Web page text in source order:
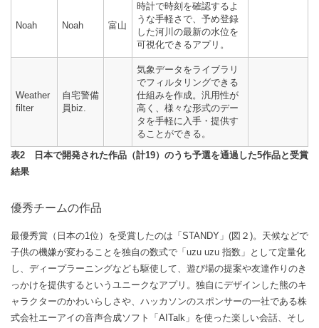
Noah Noah 富山
時計で時刻を確認するよ
うな手軽さで、予め登録
した河川の最新の水位を
可視化できるアプリ。
Weather
filter
自宅警備
員biz.
気象データをライブラリ
でフィルタリングできる
仕組みを作成。汎用性が
高く、様々な形式のデー
タを手軽に入手・提供す
ることができる。
表2 日本で開発された作品（計19）のうち予選を通過した5作品と受賞
結果
優秀チームの作品
最優秀賞（日本の1位）を受賞したのは「STANDY」(図２)。天候などで
子供の機嫌が変わることを独自の数式で「uzu uzu 指数」として定量化
し、ディープラーニングなども駆使して、遊び場の提案や友達作りのき
っかけを提供するというユニークなアプリ。独自にデザインした熊のキ
ャラクターのかわいらしさや、ハッカソンのスポンサーの一社である株
式会社エーアイの音声合成ソフト「AITalk」を使った楽しい会話、そし